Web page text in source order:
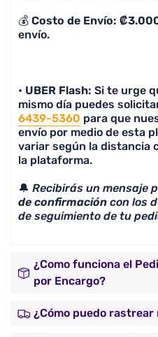
💰 Costo de Envío:
envío.
• UBER Flash: Si te urge
mismo día puedes
6439-5360 para que
envío por medio de esta
variar según la distancia
la plataforma.
🔔 Recibirás un mensaje
de confirmación con los
de seguimiento de tu
¿Como funciona el
por Encargo?
¿Cómo puedo rastrear